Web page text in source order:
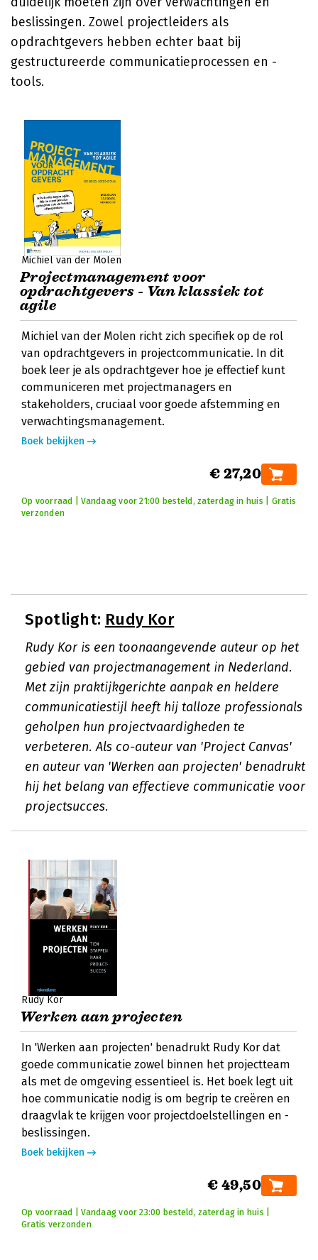
beslissingen. Zowel projectleiders als
opdrachtgevers hebben echter baat bij
gestructureerde communicatieprocessen en -
tools.
Michiel van der Molen
Projectmanagement voor
opdrachtgevers - Van klassiek tot
agile
Michiel van der Molen richt zich specifiek op de rol
van opdrachtgevers in projectcommunicatie. In dit
boek leer je als opdrachtgever hoe je effectief kunt
communiceren met projectmanagers en
stakeholders, cruciaal voor goede afstemming en
verwachtingsmanagement.
Boek bekijken
€ 27,20
Op voorraad | Vandaag voor 21:00 besteld, zaterdag in huis | Gratis
verzonden
Spotlight: Rudy Kor
Rudy Kor is een toonaangevende auteur op het
gebied van projectmanagement in Nederland.
Met zijn praktijkgerichte aanpak en heldere
communicatiestijl heeft hij talloze professionals
geholpen hun projectvaardigheden te
verbeteren. Als co-auteur van 'Project Canvas'
en auteur van 'Werken aan projecten' benadrukt
hij het belang van effectieve communicatie voor
projectsucces.
Rudy Kor
Werken aan projecten
In 'Werken aan projecten' benadrukt Rudy Kor dat
goede communicatie zowel binnen het projectteam
als met de omgeving essentieel is. Het boek legt uit
hoe communicatie nodig is om begrip te creëren en
draagvlak te krijgen voor projectdoelstellingen en -
beslissingen.
Boek bekijken
€ 49,50
Op voorraad | Vandaag voor 23:00 besteld, zaterdag in huis |
Gratis verzonden